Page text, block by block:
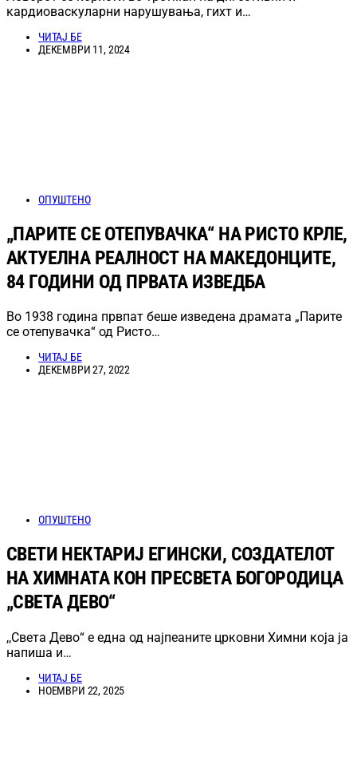
кардиоваскуларни нарушувања, гихт и…
ЧИТАЈ БЕ
ДЕКЕМВРИ 11, 2024
ОПУШТЕНО
„ПАРИТЕ СЕ ОТЕПУВАЧКА“ НА РИСТО КРЛЕ,
АКТУЕЛНА РЕАЛНОСТ НА МАКЕДОНЦИТЕ,
84 ГОДИНИ ОД ПРВАТА ИЗВЕДБА
Во 1938 година првпат беше изведена драмата „Парите
се отепувачка“ од Ристо…
ЧИТАЈ БЕ
ДЕКЕМВРИ 27, 2022
ОПУШТЕНО
СВЕТИ НЕКТАРИЈ ЕГИНСКИ, СОЗДАТЕЛОТ
НА ХИМНАТА КОН ПРЕСВЕТА БОГОРОДИЦА
„СВЕТА ДЕВО“
,,Света Дево“ е една од најпеаните црковни Химни која ја
напиша и…
ЧИТАЈ БЕ
НОЕМВРИ 22, 2025